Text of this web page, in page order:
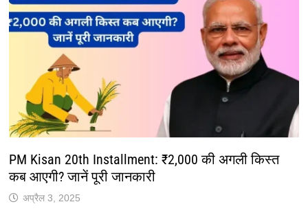
PM Kisan 20th Installment: ₹2,000 की अगली किस्त
कब आएगी? जानें पूरी जानकारी
अप्रैल 3, 2025